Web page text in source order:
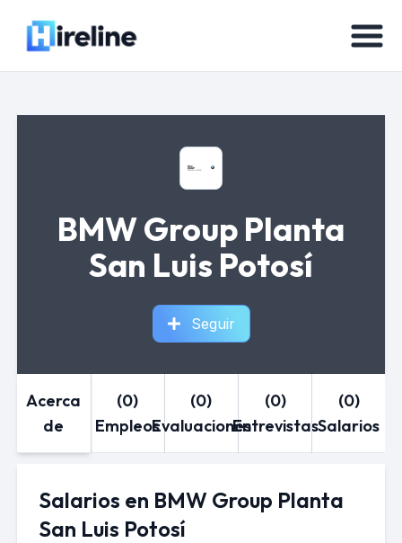
BMW Group Planta
San Luis Potosí
Seguir
Acerca
de
(0)
Empleos
(0)
Evaluaciones
(0)
Entrevistas
(0)
Salarios
Salarios en BMW Group Planta
San Luis Potosí